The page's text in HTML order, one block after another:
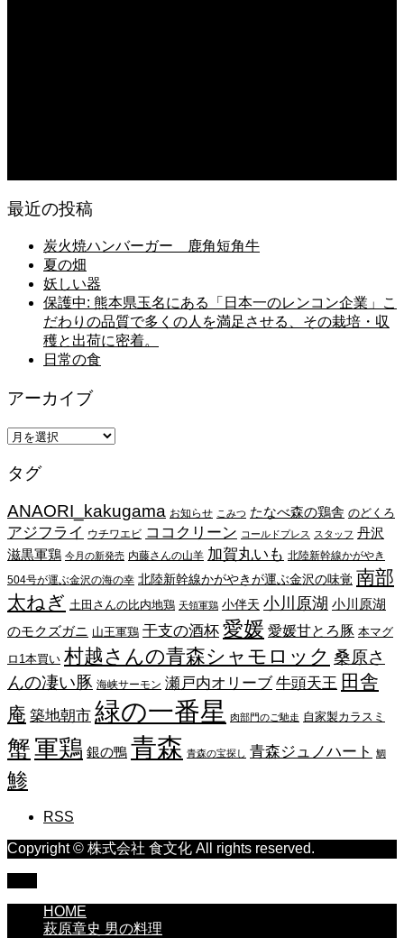
最近の投稿
炭火焼ハンバーガー 鹿角短角牛
夏の畑
妖しい器
保護中: 熊本県玉名にある「日本一のレンコン企業」こ
だわりの品質で多くの人を満足させる、その栽培・収
穫と出荷に密着。
日常の食
アーカイブ
ア
カ
ブ
タグ
ANAORI_kakugama お知らせ こみつ たなべ森の鶏舎 のどくろ
アジフライ ウチワエビ ココクリーン コールドプレス スタッフ 丹沢
滋黒軍鶏 今月の新発売 内藤さんの山羊 加賀丸いも 北陸新幹線かがやき
504号が運ぶ金沢の海の幸 北陸新幹線かがやきが運ぶ金沢の味覚 南部
太ねぎ 土田さんの比内地鶏 天領軍鶏 小伴天 小川原湖 小川原湖
のモクズガニ 山王軍鶏 干支の酒杯 愛媛 愛媛甘とろ豚 本マグ
ロ1本買い 村越さんの青森シャモロック 桑原さ
んの凄い豚 海峡サーモン 瀬戸内オリーブ 牛頭天王 田舎
庵 築地朝市 緑の一番星 肉部門のご馳走 自家製カラスミ
蟹軍鶏 銀の鴨 青森 青森の宝探し 青森ジュノハート 鯛
鯵
RSS
Copyright © 株式会社 食文化 All rights reserved.
HOME
萩原章史 男の料理